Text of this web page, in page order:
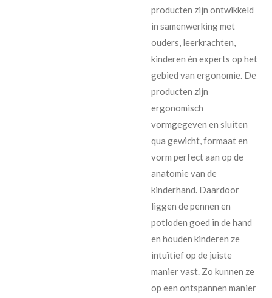
producten zijn ontwikkeld
in samenwerking met
ouders, leerkrachten,
kinderen én experts op het
gebied van ergonomie. De
producten zijn
ergonomisch
vormgegeven en sluiten
qua gewicht, formaat en
vorm perfect aan op de
anatomie van de
kinderhand. Daardoor
liggen de pennen en
potloden goed in de hand
en houden kinderen ze
intuïtief op de juiste
manier vast. Zo kunnen ze
op een ontspannen manier